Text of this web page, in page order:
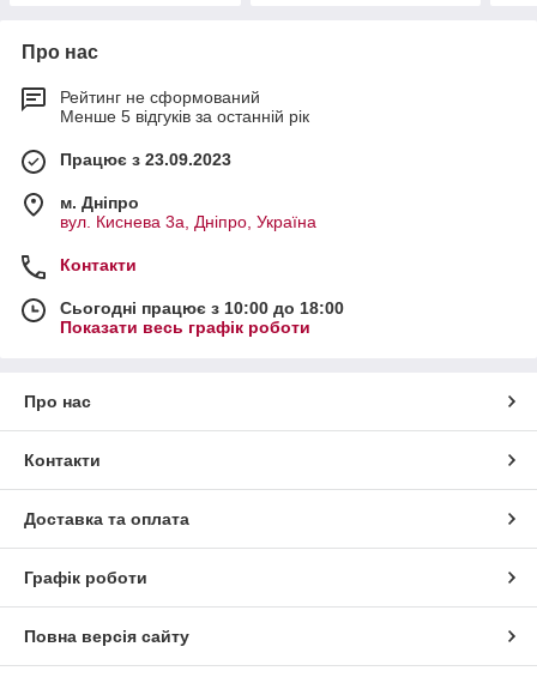
Про нас
Рейтинг не сформований
Менше 5 відгуків за останній рік
Працює з 23.09.2023
м. Дніпро
вул. Киснева 3а, Дніпро, Україна
Контакти
Сьогодні працює з 10:00 до 18:00
Показати весь графік роботи
Про нас
Контакти
Доставка та оплата
Графік роботи
Повна версія сайту